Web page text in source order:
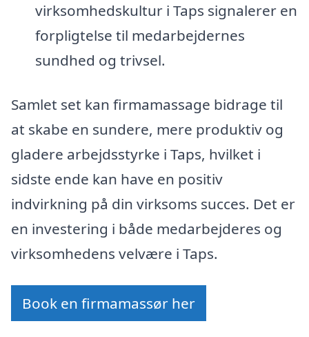
virksomhedskultur i Taps signalerer en
forpligtelse til medarbejdernes
sundhed og trivsel.
Samlet set kan firmamassage bidrage til
at skabe en sundere, mere produktiv og
gladere arbejdsstyrke i Taps, hvilket i
sidste ende kan have en positiv
indvirkning på din virksoms succes. Det er
en investering i både medarbejderes og
virksomhedens velvære i Taps.
Book en firmamassør her